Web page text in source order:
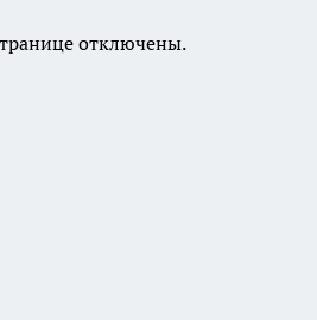
отключены.